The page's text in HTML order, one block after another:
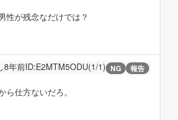
性が残念なだけでは？
8年前ID:E2MTM5ODU(1/1) NG 報告
ら仕方ないだろ。